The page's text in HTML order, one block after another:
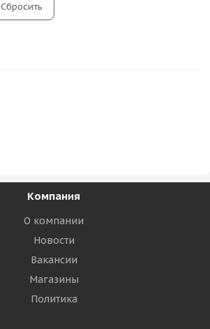
Сбросить
Компания
О компании
Новости
Вакансии
Магазины
Политика